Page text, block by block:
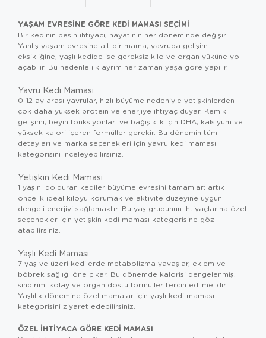
YAŞAM EVRESINE GÖRE KEDI MAMASI SEÇIMI
Bir kedinin besin ihtiyacı, hayatının her döneminde değişir.
Yanlış yaşam evresine ait bir mama, yavruda gelişim
eksikliğine, yaşlı kedide ise gereksiz kilo ve organ yüküne yol
açabilir. Bu nedenle ilk ayrım her zaman yaşa göre yapılır.
Yavru Kedi Maması
0-12 ay arası yavrular, hızlı büyüme nedeniyle yetişkinlerden
çok daha yüksek protein ve enerjiye ihtiyaç duyar. Kemik
gelişimi, beyin fonksiyonları ve bağışıklık için DHA, kalsiyum ve
yüksek kalori içeren formüller gerekir. Bu dönemin tüm
detayları ve marka seçenekleri için yavru kedi maması
kategorisini inceleyebilirsiniz.
Yetişkin Kedi Maması
1 yaşını dolduran kediler büyüme evresini tamamlar; artık
öncelik ideal kiloyu korumak ve aktivite düzeyine uygun
dengeli enerjiyi sağlamaktır. Bu yaş grubunun ihtiyaçlarına özel
seçenekler için yetişkin kedi maması kategorisine göz
atabilirsiniz.
Yaşlı Kedi Maması
7 yaş ve üzeri kedilerde metabolizma yavaşlar, eklem ve
böbrek sağlığı öne çıkar. Bu dönemde kalorisi dengelenmiş,
sindirimi kolay ve organ dostu formüller tercih edilmelidir.
Yaşlılık dönemine özel mamalar için yaşlı kedi maması
kategorisini ziyaret edebilirsiniz.
ÖZEL İHTIYACA GÖRE KEDI MAMASI